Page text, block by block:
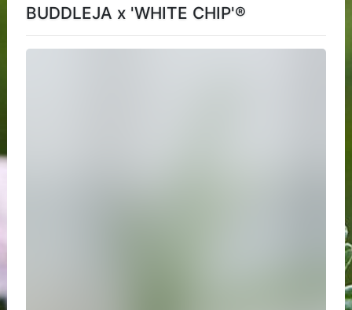
BUDDLEJA x 'WHITE CHIP'®